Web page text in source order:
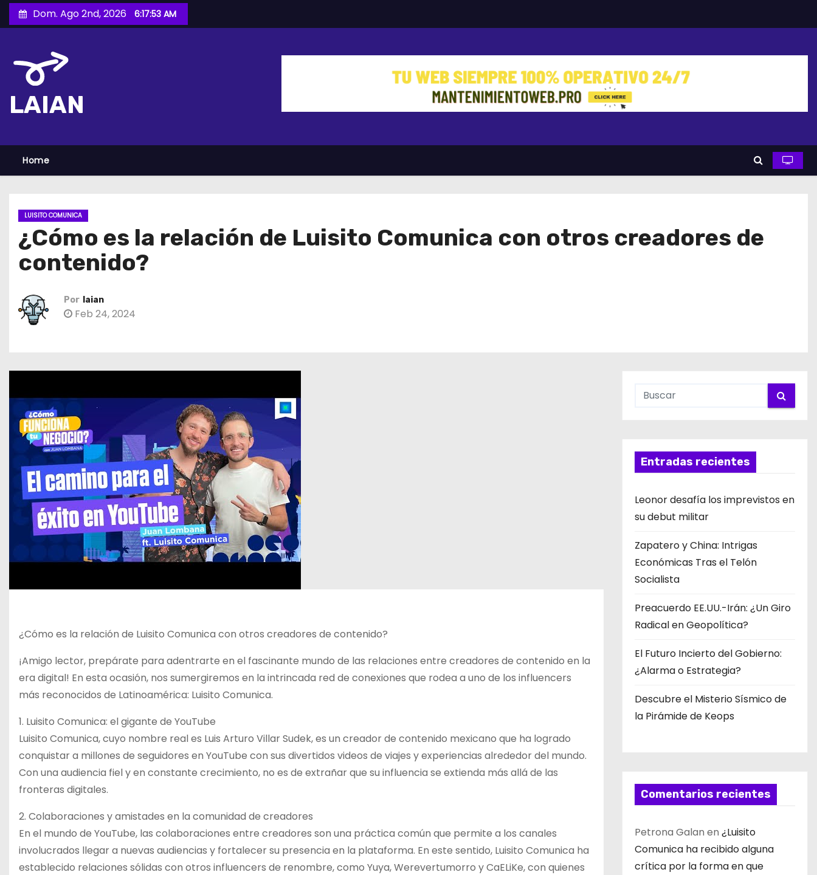
a
c
n
Dom. Ago 2nd, 2026 6:17:54 AM
LAIAN
Home
LUISITO COMUNICA
¿Cómo es la relación de Luisito Comunica con otros creadores de
contenido?
Por laian
Feb 24, 2024
¿Cómo es la relación de Luisito Comunica con otros creadores de contenido?
¡Amigo lector, prepárate para adentrarte en el fascinante mundo de las relaciones entre creadores de contenido en la
era digital! En esta ocasión, nos sumergiremos en la intrincada red de conexiones que rodea a uno de los influencers
más reconocidos de Latinoamérica: Luisito Comunica.
1. Luisito Comunica: el gigante de YouTube
Luisito Comunica, cuyo nombre real es Luis Arturo Villar Sudek, es un creador de contenido mexicano que ha logrado
conquistar a millones de seguidores en YouTube con sus divertidos videos de viajes y experiencias alrededor del mundo.
Con una audiencia fiel y en constante crecimiento, no es de extrañar que su influencia se extienda más allá de las
fronteras digitales.
2. Colaboraciones y amistades en la comunidad de creadores
En el mundo de YouTube, las colaboraciones entre creadores son una práctica común que permite a los canales
involucrados llegar a nuevas audiencias y fortalecer su presencia en la plataforma. En este sentido, Luisito Comunica ha
establecido relaciones sólidas con otros influencers de renombre, como Yuya, Werevertumorro y CaELiKe, con quienes
Entradas recientes
Leonor desafía los imprevistos en
su debut militar
Zapatero y China: Intrigas
Económicas Tras el Telón
Socialista
Preacuerdo EE.UU.-Irán: ¿Un Giro
Radical en Geopolítica?
El Futuro Incierto del Gobierno:
¿Alarma o Estrategia?
Descubre el Misterio Sísmico de
la Pirámide de Keops
Comentarios recientes
Petrona Galan en ¿Luisito
Comunica ha recibido alguna
crítica por la forma en que